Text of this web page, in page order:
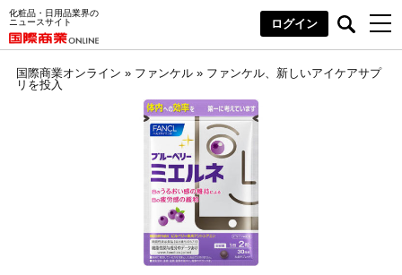
化粧品・日用品業界の
ニュースサイト
ログイン
国際商業オンライン » ファンケル» ファンケル、新しいアイケアサプ
リを投入